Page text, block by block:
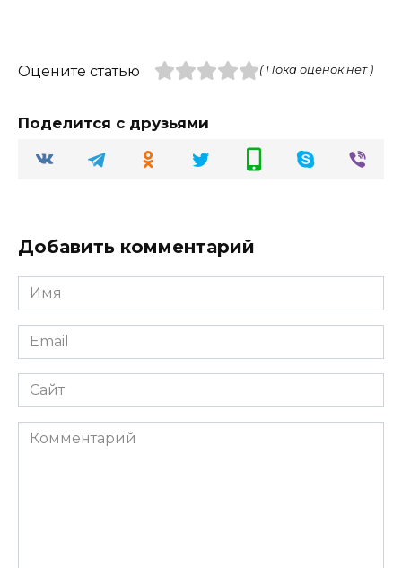
Оцените статью ( Пока оценок нет )
Поделится с друзьями
Добавить комментарий
Имя
Email
Сайт
Комментарий